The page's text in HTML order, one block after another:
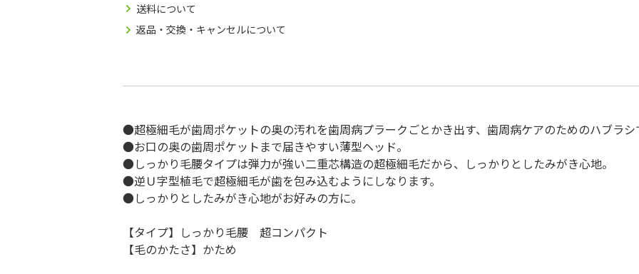
送料について
返品・交換・キャンセルについて
●超極細毛が歯周ポケットの奥の汚れを歯周病プラークごとかき出す、歯周病ケアのためのハブラシ
●お口の奥の歯周ポケットまで届きやすい薄型ヘッド。
●しっかり毛腰タイプは弾力が強い二重芯構造の超極細毛だから、しっかりとしたみがき心地。
●逆Ｕ字型植毛で超極細毛が歯を包み込むようにしなります。
●しっかりとしたみがき心地がお好みの方に。
【タイプ】しっかり毛腰 超コンパクト
【毛のかたさ】かため